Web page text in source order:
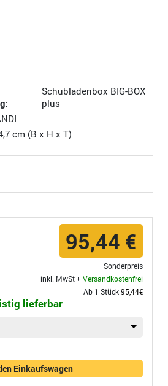
Schubladenbox BIG-BOX
plus
cm (B x H x T)
95,44 €
Sonderpreis
inkl. MwSt +Versandkostenfrei
Ab 1 Stück95,44€
lieferbar
Einkaufswagen